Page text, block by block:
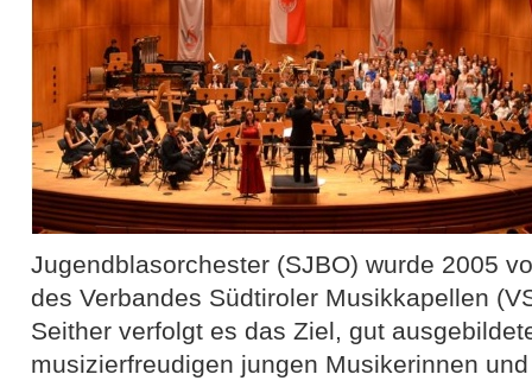
Jugendblasorchester (SJBO) wurde 2005
des Verbandes Südtiroler Musikkapellen
Seither verfolgt es das Ziel, gut
musizierfreudigen jungen Musikerinnen